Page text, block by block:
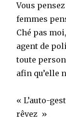
Vous
femmes
Ché pas
agent de
toute
afin qu’elle
« L’auto-
rêvez »